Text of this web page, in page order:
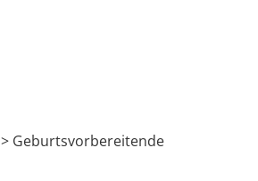
> Geburtsvorbereitende